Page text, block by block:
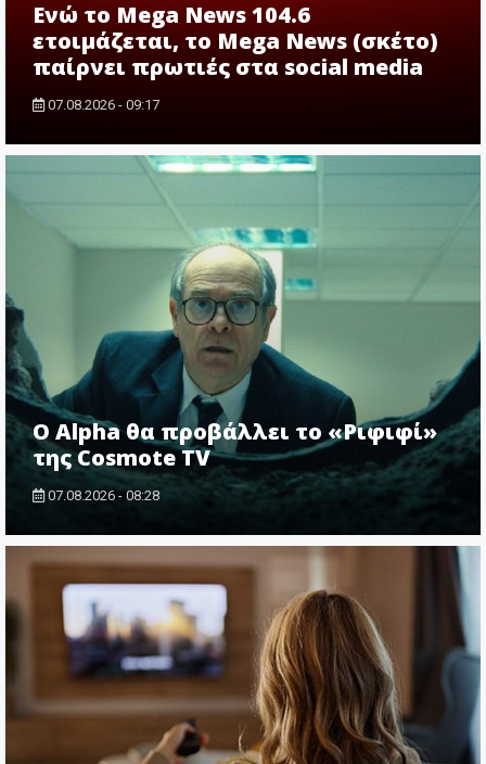
Ενώ το Mega News 104.6
ετοιμάζεται, το Mega News (σκέτο)
παίρνει πρωτιές στα social media
07.08.2026 - 09:17
Ο Alpha θα προβάλλει το «Ριφιφί»
της Cosmote TV
07.08.2026 - 08:28